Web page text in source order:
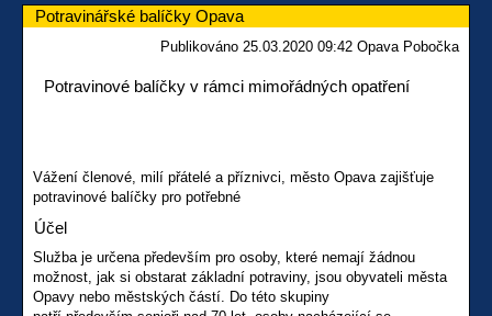
Potravinářské balíčky Opava
Publikováno 25.03.2020 09:42 Opava Pobočka
Potravinové balíčky v rámci mimořádných opatření
Vážení členové, milí přátelé a příznivci, město Opava zajišťuje
potravinové balíčky pro potřebné
Účel
Služba je určena především pro osoby, které nemají žádnou
možnost, jak si obstarat základní potraviny, jsou obyvateli města
Opavy nebo městských částí. Do této skupiny